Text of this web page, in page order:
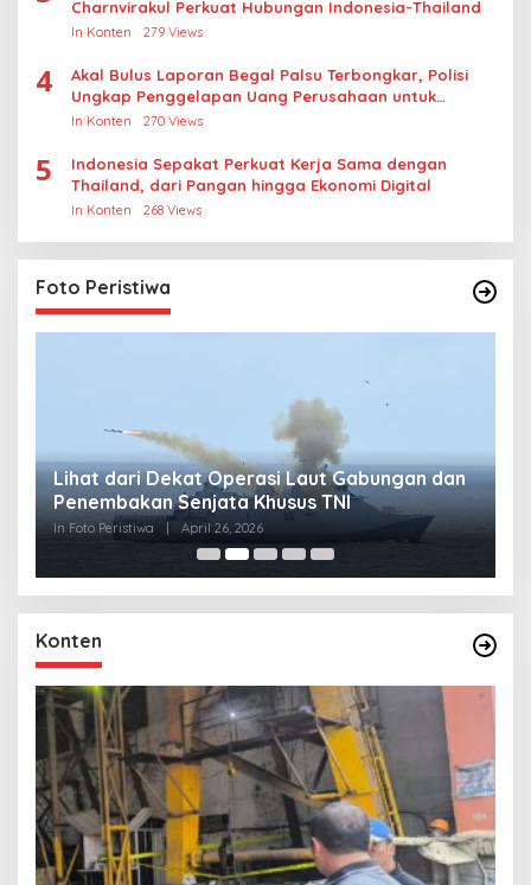
Charnvirakul Perkuat Hubungan Indonesia-Thailand
In Konten 279 Views
4
Akal Bulus Laporan Begal Palsu Terbongkar, Polisi
Ungkap Penggelapan Uang Perusahaan untuk
Crypto
In Konten 270 Views
5
Indonesia Sepakat Perkuat Kerja Sama dengan
Thailand, dari Pangan hingga Ekonomi Digital
In Konten 268 Views
Foto Peristiwa
Lihat dari Dekat Operasi Laut Gabungan dan
Penembakan Senjata Khusus TNI
In Foto Peristiwa April 26, 2026
Konten